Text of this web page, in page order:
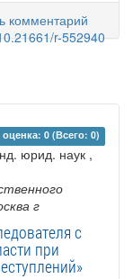
комментарий
r-552940
0 (Всего: 0)
юрид. наук ,
г
с
при